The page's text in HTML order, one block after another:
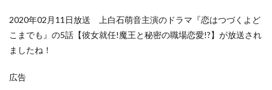
2020年02月11日放送 上白石萌音主演のドラマ『恋はつづくよど
こまでも』の5話【彼女就任!魔王と秘密の職場恋愛!?】が放送され
ましたね！
広告